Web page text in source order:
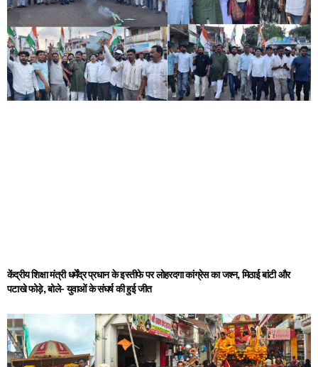
केंद्रीय शिक्षा मंत्री धर्मेंद्र प्रधान के इस्तीफे पर लोहरदगा कांग्रेस का जश्न, मिठाई बांटी और
पटाखे फोड़े, बोले- युवाओं के संघर्ष की हुई जीत